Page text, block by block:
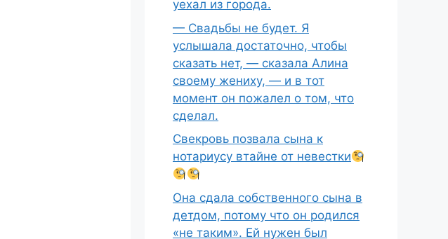
уехал из города.
— Свадьбы не будет. Я
услышала достаточно, чтобы
сказать нет, — сказала Алина
своему жениху, — и в тот
момент он пожалел о том, что
сделал.
Свекровь позвала сына к
нотариусу втайне от невестки
Она сдала собственного сына в
детдом, потому что он родился
«не таким». Ей нужен был